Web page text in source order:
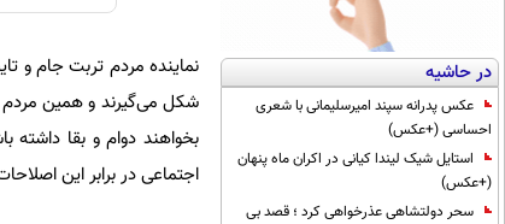
در حاشیه
عکس پدرانه سپند امیرسلیمانی با شعری
احساسی (+عکس)
استایل شیک لیندا کیانی در اکران ماه پنهان
(+عکس)
سحر دولتشاهی عذرخواهی کرد ؛ قصد بی
نماینده مردم تربت جام و
شکل می‌گیرند و همین مردم
بخواهند دوام و بقا
اجتماعی در برابر این